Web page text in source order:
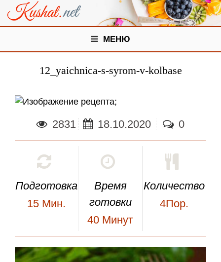
МЕНЮ
12_yaichnica-s-syrom-v-kolbase
;
2831 18.10.2020 0
Подготовка
15 Мин.
Время
готовки
40 Минут
Количество
4Пор.